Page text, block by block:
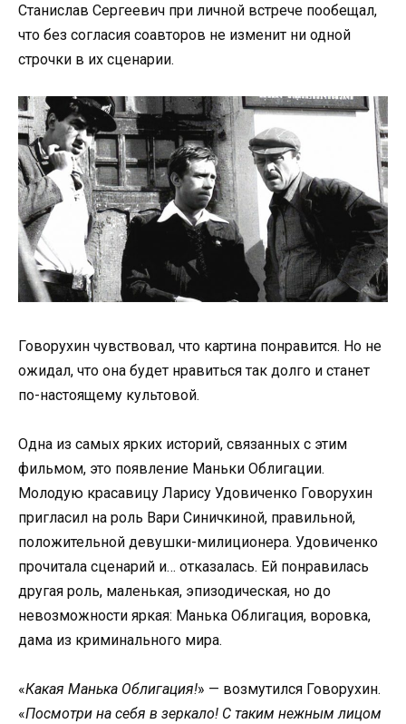
Станислав Сергеевич при личной встрече пообещал,
что без согласия соавторов не изменит ни одной
строчки в их сценарии.
Говорухин чувствовал, что картина понравится. Но не
ожидал, что она будет нравиться так долго и станет
по-настоящему культовой.
Одна из самых ярких историй, связанных с этим
фильмом, это появление Маньки Облигации.
Молодую красавицу Ларису Удовиченко Говорухин
пригласил на роль Вари Синичкиной, правильной,
положительной девушки-милиционера. Удовиченко
прочитала сценарий и… отказалась. Ей понравилась
другая роль, маленькая, эпизодическая, но до
невозможности яркая: Манька Облигация, воровка,
дама из криминального мира.
«Какая Манька Облигация!» — возмутился Говорухин.
«Посмотри на себя в зеркало! С таким нежным лицом